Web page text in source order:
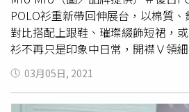
單品修飾身形。(圖／品牌提供)
POLO衫重新帶回伸展台，以棉質、
對比搭配上跟鞋、璀璨綴飾短裙，
衫不再只是印象中日常，開襟Ｖ領
圍，讓整體清新卻又充滿魅力。
休閒套裝在街頭穿搭
中不可少的休
計、大學衫、Set-up成套概念，都
03月05日, 2021